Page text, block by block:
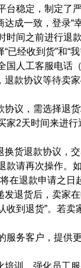
台稳定，制定了
成一致，登录“
时间之前进行退
“已经收到货”和“
国人工客服电话
退款协议等待卖
协议，需选择退
家2天时间来进
换货退款协议，
款请再次操作。
在退款申请之日
发退货后，卖家
收到退货”。若卖
服务客户，提供
培训。强化员工